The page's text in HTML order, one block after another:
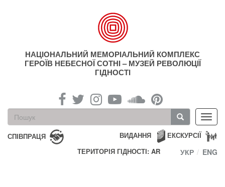
НАЦІОНАЛЬНИЙ МЕМОРІАЛЬНИЙ КОМПЛЕКС
ГЕРОЇВ НЕБЕСНОЇ СОТНІ – МУЗЕЙ РЕВОЛЮЦІЇ
ГІДНОСТІ
Пошукова
форма
Пошук
СПІВПРАЦЯ ЕКСКУРСІЇ
ВИДАННЯ
ТЕРИТОРІЯ ГІДНОСТІ: AR
УКР ENG